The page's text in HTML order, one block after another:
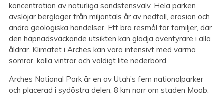
koncentration av naturliga sandstensvalv. Hela parken
avslöjar berglager från miljontals år av nedfall, erosion och
andra geologiska händelser. Ett bra resmål för familjer, där
den häpnadsväckande utsikten kan glädja äventyrare i alla
åldrar. Klimatet i Arches kan vara intensivt med varma
somrar, kalla vintrar och väldigt lite nederbörd.
Arches National Park är en av Utah’s fem nationalparker
och placerad i sydöstra delen, 8 km norr om staden Moab.